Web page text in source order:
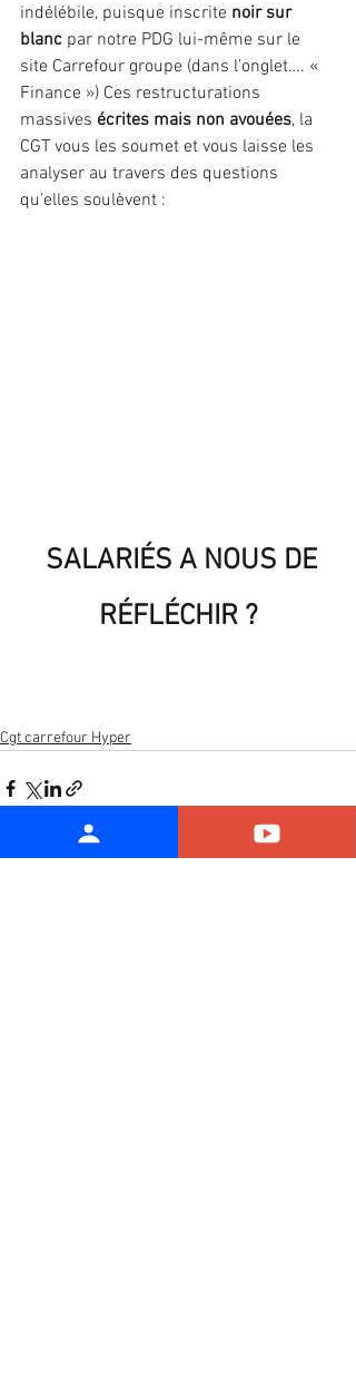
indélébile, puisque inscrite noir sur
blanc par notre PDG lui-même sur le
site Carrefour groupe (dans l’onglet…. «
Finance ») Ces restructurations
massives écrites mais non avouées, la
CGT vous les soumet et vous laisse les
analyser au travers des questions
qu’elles soulèvent :
SALARIÉS A NOUS DE
RÉFLÉCHIR ?
Cgt carrefour Hyper